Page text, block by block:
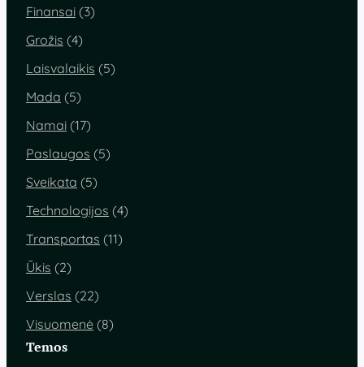
Finansai (3)
Grožis (4)
Laisvalaikis (5)
Mada (5)
Namai (17)
Paslaugos (5)
Sveikata (5)
Technologijos (4)
Transportas (11)
Ūkis (2)
Verslas (22)
Visuomenė (8)
Temos